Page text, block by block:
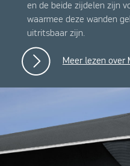
en de beide zijdelen zijn
waarmee deze wanden
uitritsbaar zijn.
Meer lezen over